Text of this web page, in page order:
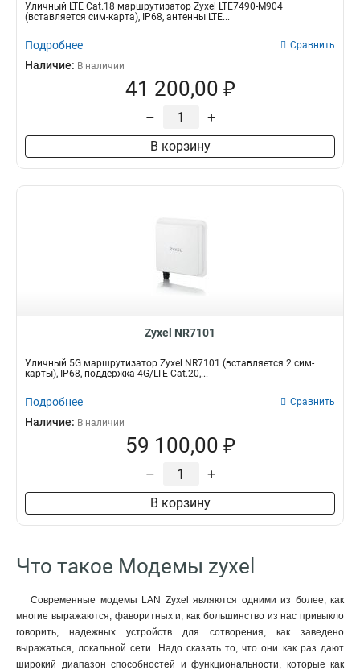
Уличный LTE Cat.18 маршрутизатор Zyxel LTE7490-M904
(вставляется сим-карта), IP68, антенны LTE...
Подробнее Сравнить
Наличие: В наличии
41 200,00 ₽
– +
В корзину
Zyxel NR7101
Уличный 5G маршрутизатор Zyxel NR7101 (вставляется 2 сим-
карты), IP68, поддержка 4G/LTE Сat.20,...
Подробнее Сравнить
Наличие: В наличии
59 100,00 ₽
– +
В корзину
Что такое Модемы zyxel
Современные модемы LAN Zyxel являются одними из более, как
многие выражаются, фаворитных и, как большинство из нас привыкло
говорить, надежных устройств для сотворения, как заведено
выражаться, локальной сети. Надо сказать то, что они как раз дают
широкий диапазон способностей и функциональности, которые как